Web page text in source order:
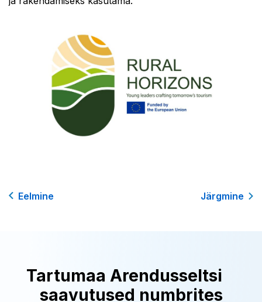
Eelmine Järgmine
Tartumaa Arendusseltsi
saavutused numbrites